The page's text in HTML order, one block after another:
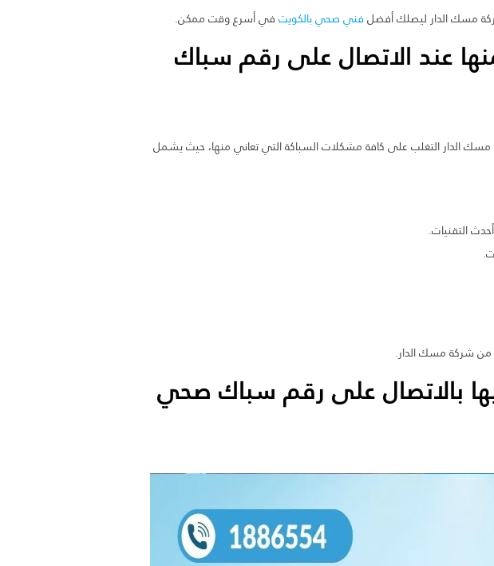
فني صحي بالكويتفي أسرع وقت ممكن.
عند الاتصال على رقم سباك
التغلب على كافة مشكلات السباكة التي تعاني منها، حيث يشمل
التقنيات.
من شركة مسك الدار.
بالاتصال على رقم سباك صحي